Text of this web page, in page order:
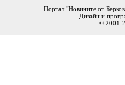
Портал "Новините от
Дизайн и
© 2001-